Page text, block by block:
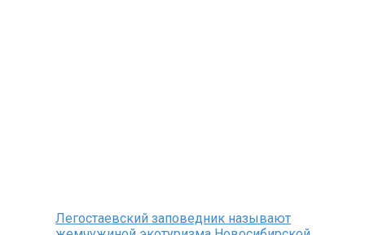
Легостаевский заповедник называют